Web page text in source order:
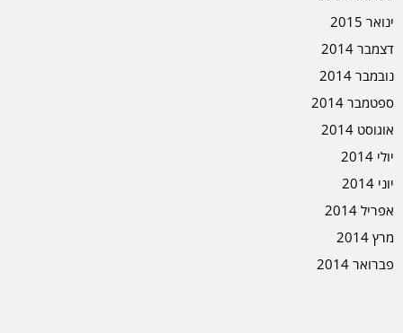
ינואר 2015
דצמבר 2014
נובמבר 2014
ספטמבר 2014
אוגוסט 2014
יולי 2014
יוני 2014
אפריל 2014
מרץ 2014
פברואר 2014